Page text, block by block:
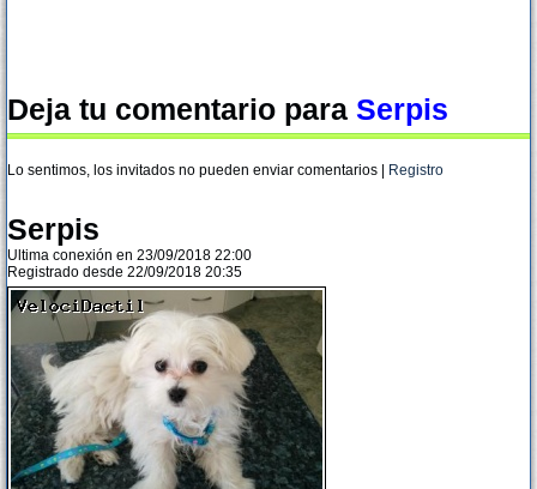
Deja tu comentario para Serpis
Lo sentimos, los invitados no pueden enviar comentarios | Registro
Serpis
Ultima conexión en 23/09/2018 22:00
Registrado desde 22/09/2018 20:35